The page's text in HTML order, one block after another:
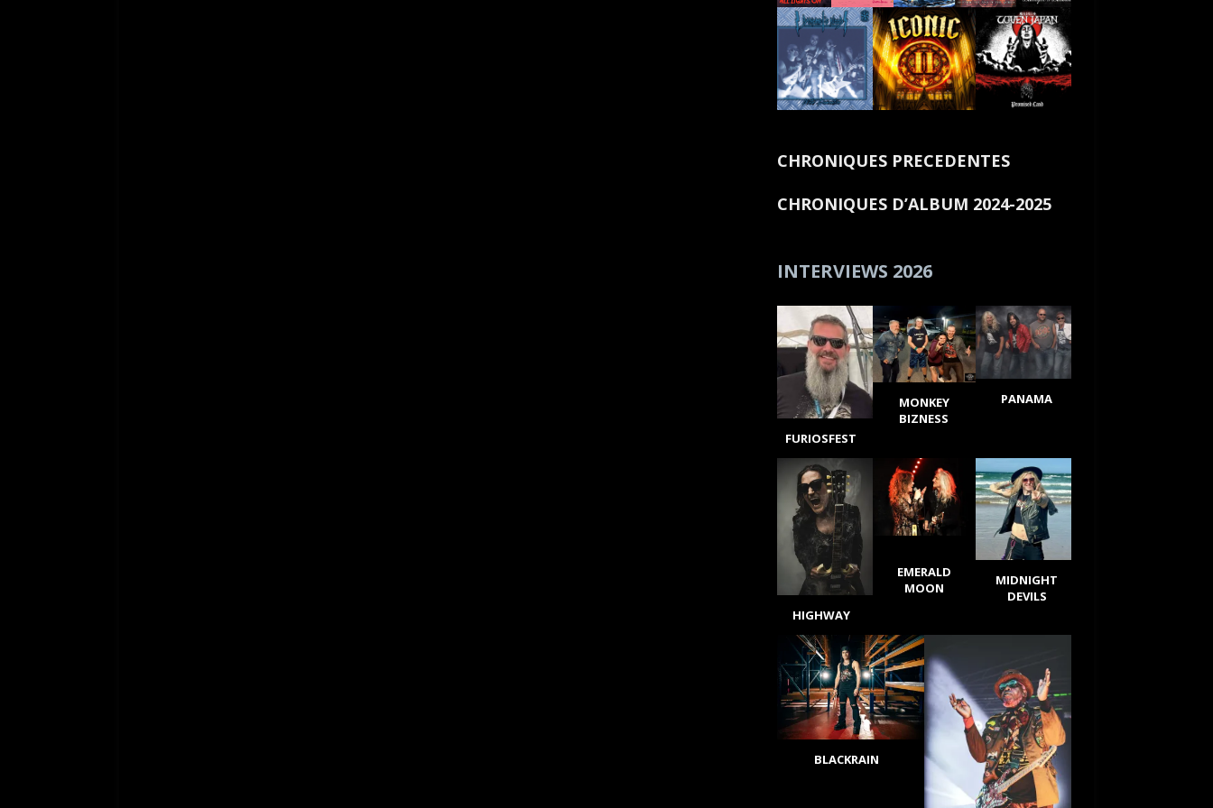
CHRONIQUES PRECEDENTES
CHRONIQUES D’ALBUM 2024-2025
INTERVIEWS 2026
FURIOSFEST
MONKEY
BIZNESS
PANAMA
HIGHWAY
EMERALD
MOON
MIDNIGHT
DEVILS
BLACKRAIN